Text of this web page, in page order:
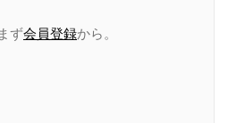
ず会員登録から。